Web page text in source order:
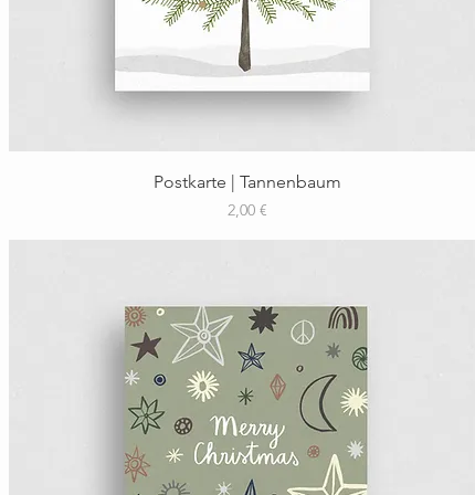
Schnellansicht
Postkarte | Tannenbaum
Preis
2,00 €